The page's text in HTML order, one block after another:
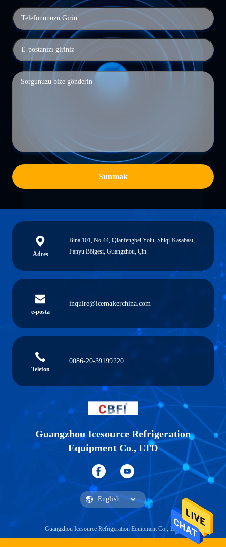
Sunmak
Adres
Bina 101, No.44, Qianfengbei Yolu, Shiqi Kasabası,
Panyu Bölgesi, Guangzhou, Çin.
e-posta
inquire@icemakerchina.com
Telefon
0086-20-39199220
Guangzhou Icesource Refrigeration
Equipment Co., LTD
Guangzhou Icesource Refrigeration Equipment Co., LTD